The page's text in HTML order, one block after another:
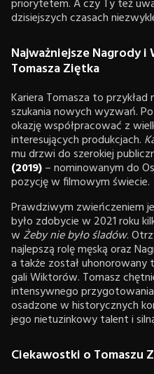
priorytetem. A czy Ty też
dzisiejszych czasach
Najważniejsze Nagrody
Tomasza Ziętka
Kariera Tomasza to
szukania nowych wyzwań.
okazję współpracować z
interesujących produkcjach.
mu drzwi do szerokiej
(2019)– nominowanym do
pozycję w filmowym świecie.
Prawdziwym zwieńczeniem
było zdobycie w 2021 roku
w Żeby nie było śladów.
najlepszą rolę męską oraz
a także został uhonorowany
gali Wiktorów. Tomasz
intensywnego
osadzone w historycznych
jego nietuzinkowy talent i
Ciekawostki o Tomaszu